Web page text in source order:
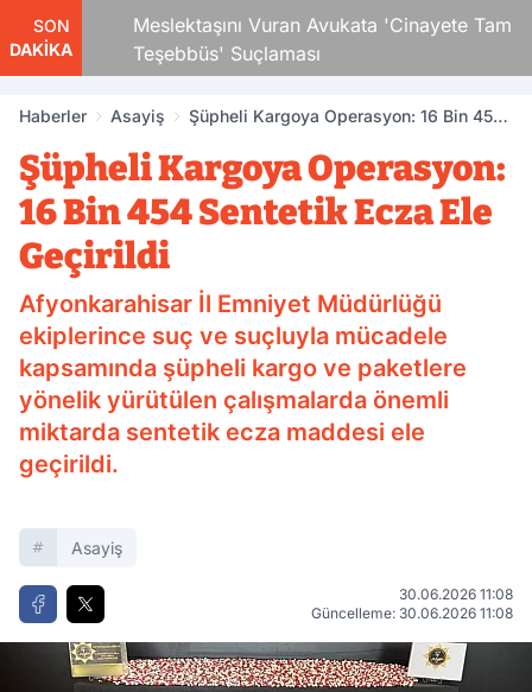
SON
DAKİKA
Meslektaşını Vuran Avukata 'Cinayete Tam
Teşebbüs' Suçlaması
Haberler Asayiş
Şüpheli Kargoya Operasyon: 16 Bin 454
Şüpheli Kargoya Operasyon:
16 Bin 454 Sentetik Ecza Ele
Geçirildi
Afyonkarahisar İl Emniyet Müdürlüğü
ekiplerince suç ve suçluyla mücadele
kapsamında şüpheli kargo ve paketlere
yönelik yürütülen çalışmalarda önemli
miktarda sentetik ecza maddesi ele
geçirildi.
Asayiş
30.06.2026 11:08
Güncelleme: 30.06.2026 11:08